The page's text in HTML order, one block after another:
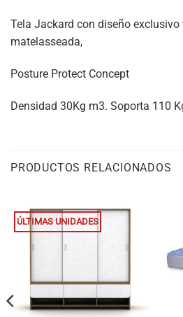
Tela Jackard con diseño
matelasseada,
Posture Protect Concept
Densidad 30Kg m3. Soporta 110
PRODUCTOS RELACIONADOS
ÚLTIMAS UNIDADES